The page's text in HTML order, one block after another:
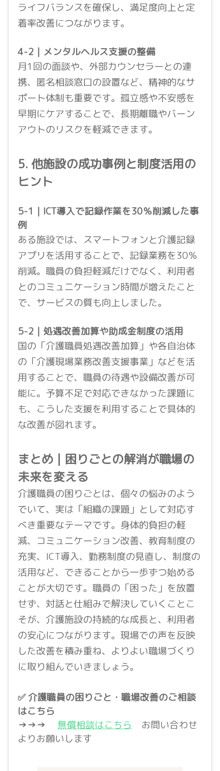
ライフバランスを確保し、満足度向上と定
着率改善につながります。
4-2｜メンタルヘルス支援の整備
月1回の面談や、外部カウンセラーとの連
携、匿名相談窓口の設置など、精神的なサ
ポート体制も重要です。孤立感や不安感を
早期にケアすることで、長期離職やバーン
アウトのリスクを軽減できます。
5. 他施設の成功事例と制度活用の
ヒント
5-1｜ICT導入で記録作業を30％削減した事
例
ある施設では、スマートフォンと介護記録
アプリを活用することで、記録業務を30％
削減。職員の負担軽減だけでなく、利用者
とのコミュニケーション時間が増えたこと
で、サービスの質も向上しました。
5-2｜処遇改善加算や助成金制度の活用
国の「介護職員処遇改善加算」や各自治体
の「介護現場業務改善支援事業」などを活
用することで、職員の待遇や設備改善が可
能に。予算不足で対応できなかった課題に
も、こうした支援を利用することで具体的
な改善が図れます。
まとめ｜困りごとの解消が職場の
未来を変える
介護職員の困りごとは、個々の悩みのよう
でいて、実は「組織の課題」として対応す
べき重要なテーマです。身体的負担の軽
減、コミュニケーション改善、教育制度の
充実、ICT導入、勤務制度の見直し、制度の
活用など、できることから一歩ずつ始める
ことが大切です。職員の「困った」を放置
せず、対話と仕組みで解決していくことこ
そが、介護施設の持続的な成長と、利用者
の安心につながります。現場での声を反映
した改善を積み重ね、よりよい職場づくり
に取り組んでいきましょう。
✅ 介護職員の困りごと・職場改善のご相談
はこちら
→→→ 無償相談はこちら
お問い合わせ
よりお願いします